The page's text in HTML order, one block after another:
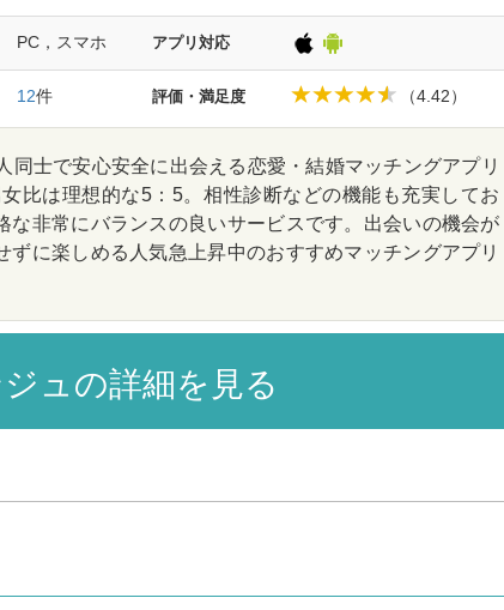
PC，スマホ アプリ対応
12件 評価・満足度 （4.42）
同士で安心安全に出会える恋愛・結婚マッチングアプリ
比は理想的な5：5。相性診断などの機能も充実してお
な非常にバランスの良いサービスです。出会いの機会が
に楽しめる人気急上昇中のおすすめマッチングアプリ
ュの詳細を見る